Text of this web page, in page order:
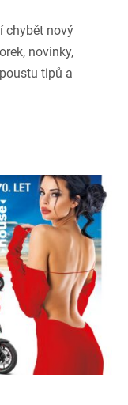
chybět nový
novinky,
tipů a